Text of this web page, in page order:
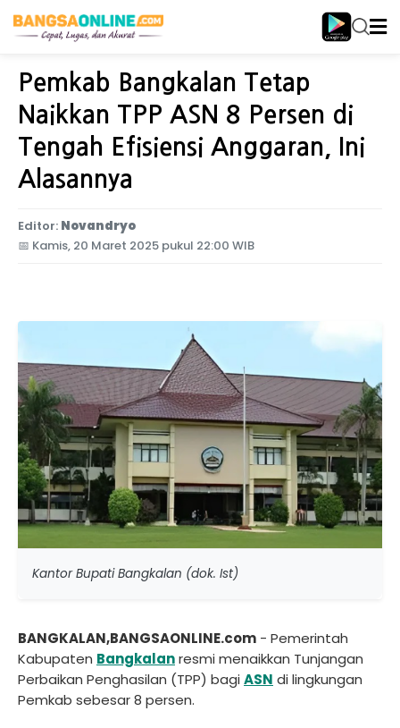
Home Jawa Timur
Pemkab Bangkalan Tetap
Naikkan TPP ASN 8 Persen di
Tengah Efisiensi Anggaran, Ini
Alasannya
Editor: Novandryo
📅 Kamis, 20 Maret 2025 pukul 22:00 WIB
Kantor Bupati Bangkalan (dok. Ist)
BANGKALAN,BANGSAONLINE.com - Pemerintah
Kabupaten Bangkalanresmi menaikkan Tunjangan
Perbaikan Penghasilan (TPP) bagi ASN di lingkungan
Pemkab sebesar 8 persen.